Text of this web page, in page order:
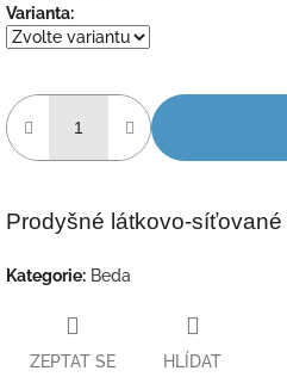
Měrná
cena:
Varianta:
Prodyšné látkovo-
Kategorie: Beda
ZEPTAT SE HLÍDAT